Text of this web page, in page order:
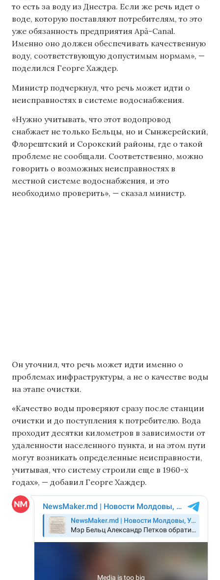
то есть за воду из Днестра. Если же речь идет о
воде, которую поставляют потребителям, то это
уже обязанность предприятия Apă-Canal.
Именно оно должен обеспечивать качественную
воду, соответствующую допустимым нормам», —
поделился Георге Хаждер.
Министр подчеркнул, что речь может идти о
неисправностях в системе водоснабжения.
«Нужно учитывать, что этот водопровод
снабжает не только Бельцы, но и Сынжерейский,
Флорештский и Сорокский районы, где о такой
проблеме не сообщали. Соответственно, можно
говорить о возможных неисправностях в
местной системе водоснабжения, и это
необходимо проверить», — сказал министр.
Он уточнил, что речь может идти именно о
проблемах инфраструктуры, а не о качестве воды
на этапе очистки.
«Качество воды проверяют сразу после станции
очистки и до поступления к потребителю. Вода
проходит десятки километров в зависимости от
удаленности населенного пункта, и на этом пути
могут возникать определенные неисправности,
учитывая, что систему строили еще в 1960-х
годах», — добавил Георге Хаждер.